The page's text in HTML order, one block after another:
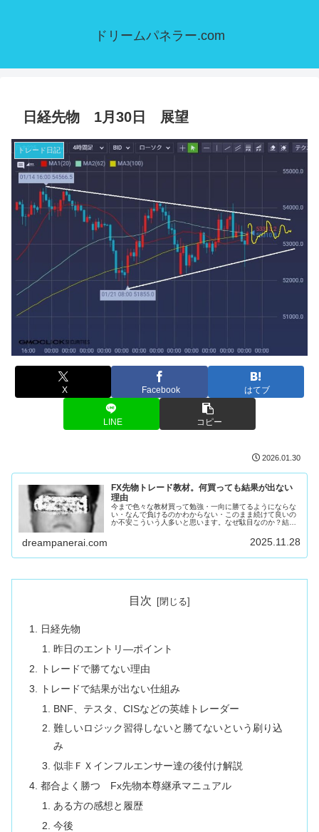
ドリームパネラー.com
日経先物 1月30日 展望
トレード日記
X Facebook はてブ
LINE コピー
2026.01.30
FX先物トレード教材。何買っても結果が出ない
理由
今まで色々な教材買って勉強・一向に勝てるようにならな
い・なんで負けるのかわからない・このまま続けて良いの
か不安こういう人多いと思います。なぜ駄目なのか？結論
dreampanerai.com 2025.11.28
目次
日経先物
昨日のエントリ―ポイント
トレードで勝てない理由
トレードで結果が出ない仕組み
BNF、テスタ、CISなどの英雄トレーダー
難しいロジック習得しないと勝てないという刷り込
み
似非ＦＸインフルエンサー達の後付け解説
都合よく勝つ Fx先物本尊継承マニュアル
ある方の感想と履歴
今後